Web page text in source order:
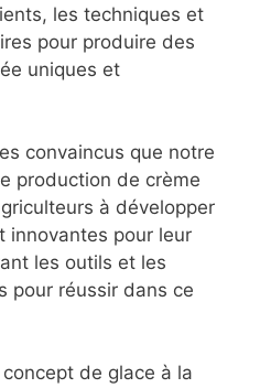
les techniques et
pour produire des
uniques et
convaincus que notre
production de crème
à développer
innovantes pour leur
les outils et les
pour réussir dans ce
de glace à la